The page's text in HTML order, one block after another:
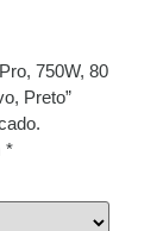
750W, 80
Preto”
*